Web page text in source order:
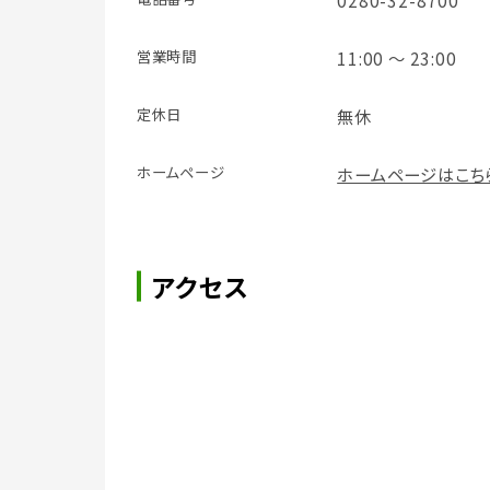
営業時間 11:00 ～ 23:00
定休日 無休
ホームページ ホームページはこち
アクセス